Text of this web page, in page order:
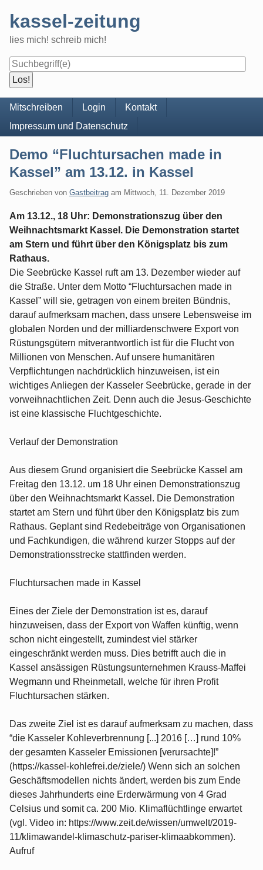
content
kassel-zeitung
lies mich! schreib mich!
Navigation
Mitschreiben Login
Kontakt
Impressum und Datenschutz
Demo “Fluchtursachen made in
Kassel” am 13.12. in Kassel
Geschrieben von Gastbeitrag am Mittwoch, 11. Dezember 2019
Am 13.12., 18 Uhr: Demonstrationszug über den
Weihnachtsmarkt Kassel. Die Demonstration startet
am Stern und führt über den Königsplatz bis zum
Rathaus.
Die Seebrücke Kassel ruft am 13. Dezember wieder auf
die Straße. Unter dem Motto “Fluchtursachen made in
Kassel” will sie, getragen von einem breiten Bündnis,
darauf aufmerksam machen, dass unsere Lebensweise im
globalen Norden und der milliardenschwere Export von
Rüstungsgütern mitverantwortlich ist für die Flucht von
Millionen von Menschen. Auf unsere humanitären
Verpflichtungen nachdrücklich hinzuweisen, ist ein
wichtiges Anliegen der Kasseler Seebrücke, gerade in der
vorweihnachtlichen Zeit. Denn auch die Jesus-Geschichte
ist eine klassische Fluchtgeschichte.
Verlauf der Demonstration
Aus diesem Grund organisiert die Seebrücke Kassel am
Freitag den 13.12. um 18 Uhr einen Demonstrationszug
über den Weihnachtsmarkt Kassel. Die Demonstration
startet am Stern und führt über den Königsplatz bis zum
Rathaus. Geplant sind Redebeiträge von Organisationen
und Fachkundigen, die während kurzer Stopps auf der
Demonstrationsstrecke stattfinden werden.
Fluchtursachen made in Kassel
Eines der Ziele der Demonstration ist es, darauf
hinzuweisen, dass der Export von Waffen künftig, wenn
schon nicht eingestellt, zumindest viel stärker
eingeschränkt werden muss. Dies betrifft auch die in
Kassel ansässigen Rüstungsunternehmen Krauss-Maffei
Wegmann und Rheinmetall, welche für ihren Profit
Fluchtursachen stärken.
Das zweite Ziel ist es darauf aufmerksam zu machen, dass
“die Kasseler Kohleverbrennung [...] 2016 […] rund 10%
der gesamten Kasseler Emissionen [verursachte]!”
(https://kassel-kohlefrei.de/ziele/) Wenn sich an solchen
Geschäftsmodellen nichts ändert, werden bis zum Ende
dieses Jahrhunderts eine Erderwärmung von 4 Grad
Celsius und somit ca. 200 Mio. Klimaflüchtlinge erwartet
(vgl. Video in: https://www.zeit.de/wissen/umwelt/2019-
11/klimawandel-klimaschutz-pariser-klimaabkommen).
Aufruf